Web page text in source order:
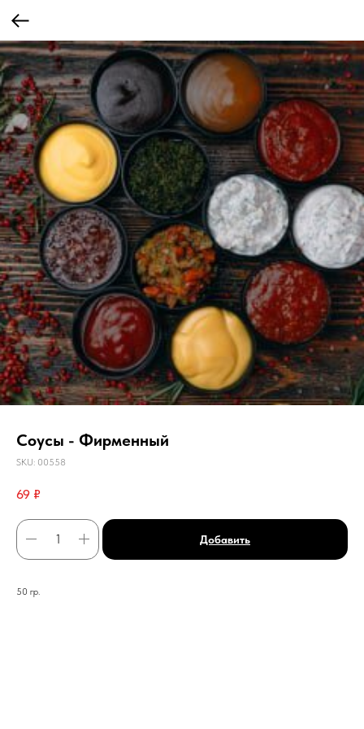
Соусы - Фирменный
SKU: 00558
69 ₽
Добавить
50 гр.